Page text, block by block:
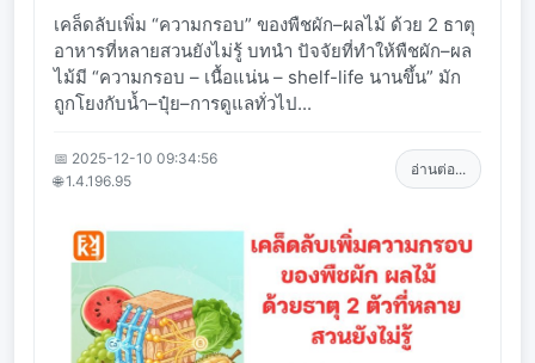
เคล็ดลับเพิ่ม “ความกรอบ” ของพืชผัก–ผลไม้ ด้วย 2 ธาตุ
อาหารที่หลายสวนยังไม่รู้ บทนำ ปัจจัยที่ทำให้พืชผัก–ผล
ไม้มี “ความกรอบ – เนื้อแน่น – shelf-life นานขึ้น” มัก
ถูกโยงกับน้ำ–ปุ๋ย–การดูแลทั่วไป...
📅 2025-12-10 09:34:56
🌐 1.4.196.95
อ่านต่อ...